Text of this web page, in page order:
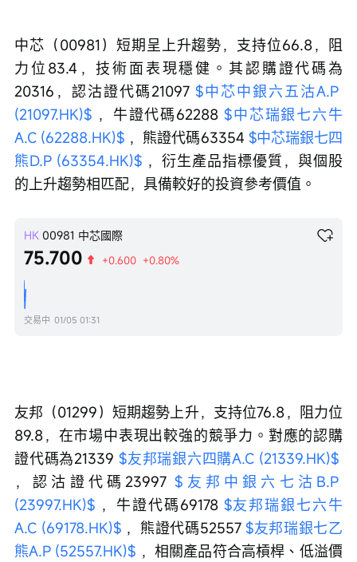
中芯（00981）短期呈上升趨勢，支持位66.8，阻
力位83.4，技術面表現穩健。其認購證代碼為
20316，認沽證代碼21097 $中芯中銀六五沽A.P
(21097.HK)$ ，牛證代碼62288 $中芯瑞銀七六牛
A.C (62288.HK)$ ，熊證代碼63354 $中芯瑞銀七四
熊D.P (63354.HK)$ ，衍生產品指標優質，與個股
的上升趨勢相匹配，具備較好的投資參考價值。
HK 00981 中芯國際
75.700 +0.600 +0.80%
交易中 01/05 01:31
友邦（01299）短期趨勢上升，支持位76.8，阻力位
89.8，在市場中表現出較強的競爭力。對應的認購
證代碼為21339 $友邦瑞銀六四購A.C (21339.HK)$
，認沽證代碼23997 $友邦中銀六七沽B.P
(23997.HK)$ ，牛證代碼69178 $友邦瑞銀七六牛
A.C (69178.HK)$ ，熊證代碼52557 $友邦瑞銀七乙
熊A.P (52557.HK)$ ，相關產品符合高槓桿、低溢價